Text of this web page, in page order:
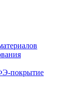
покрытие